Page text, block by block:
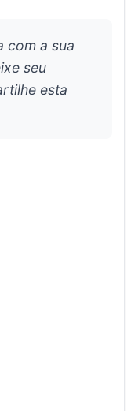
com a sua
seu
esta